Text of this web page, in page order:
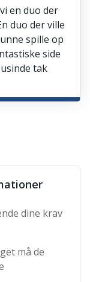
en duo der
duo der ville
spille op
side
tak
dine krav
må de